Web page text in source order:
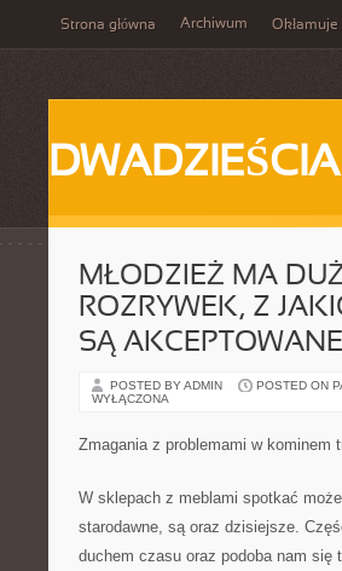
Strona główna Archiwum Okłamuje
DWADZIEŚCIA
MŁODZIEŻ MA
ROZRYWEK, Z
SĄ
POSTED BY ADMIN POSTED ON
WYŁĄCZONA
Zmagania z problemami w kominem
W sklepach z meblami spotkać
starodawne, są oraz dzisiejsze.
duchem czasu oraz podoba nam